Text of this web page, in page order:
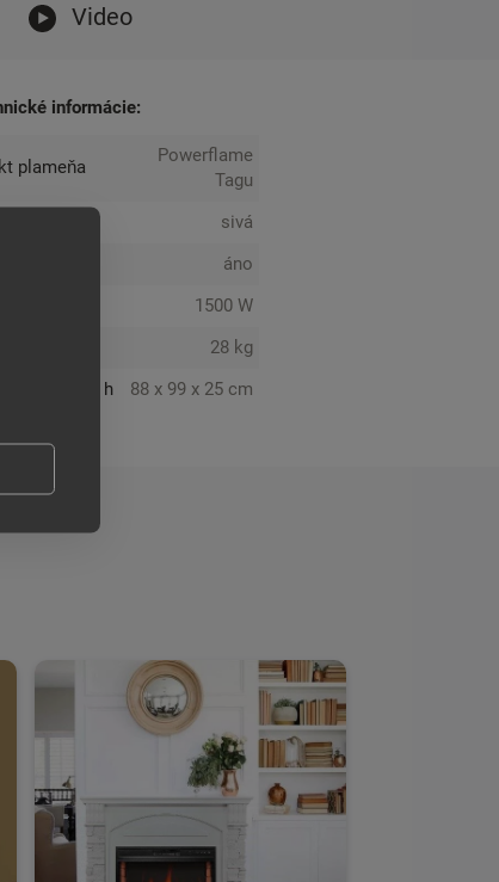
Video
informácie:
plameňa
Powerflame
Tagu
sivá
áno
1500 W
28 kg
v x š x h
88 x 99 x 25 cm